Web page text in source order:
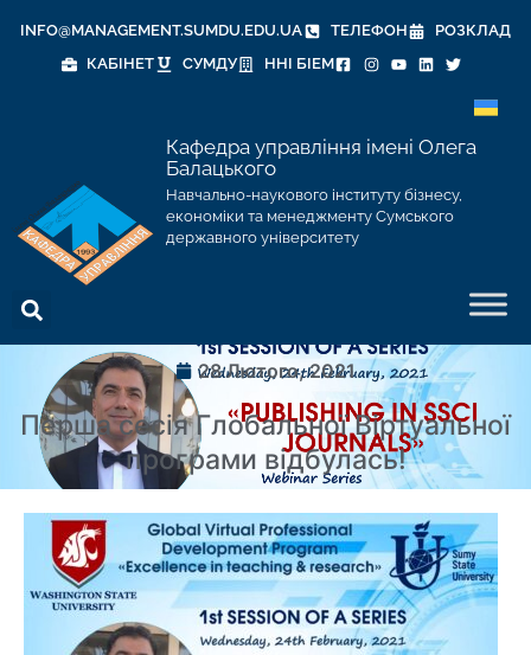
INFO@MANAGEMENT.SUMDU.EDU.UA ТЕЛЕФОН
РОЗКЛАД
КАБІНЕТ
СУМДУ ННІ БІЕМ
Кафедра управління імені Олега
Балацького
Навчально-наукового інституту бізнесу,
економіки та менеджменту Сумського
державного університету
28 Лютого, 2021
Перша сесія Глобальної Віртуальної
програми відбулась!